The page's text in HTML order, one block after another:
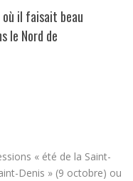
où il faisait beau
le Nord de
« été de la Saint-
Denis » (9 octobre) ou